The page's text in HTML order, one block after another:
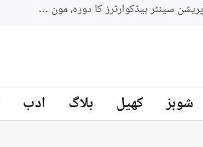
سمتھ پاکستان کرکٹ ٹیم کے بیٹنگ کوچ مقرر
شوبز کھیل بلاگ ادب